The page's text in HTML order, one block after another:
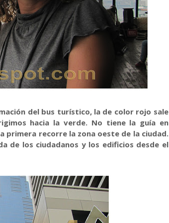
del bus turístico, la de color rojo sale
hacia la verde. No tiene la guía en
primera recorre la zona oeste de la ciudad.
de los ciudadanos y los edificios desde el